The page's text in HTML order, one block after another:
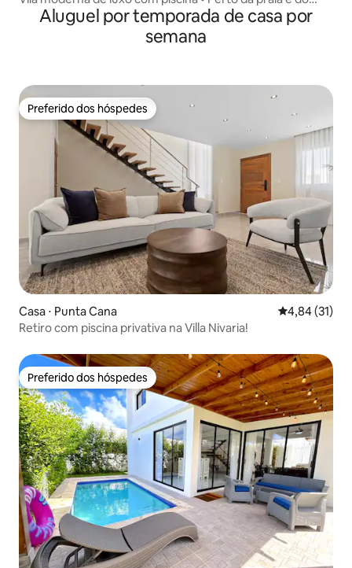
centro da cidade PC
Aluguel por temporada de casa por
semana
Preferido dos hóspedes
Preferido dos hóspedes
Casa ⋅ Punta Cana 4,84 de uma
4,84 (31)
Retiro com piscina privativa na Villa Nivaria!
Preferido dos hóspedes
Preferido dos hóspedes